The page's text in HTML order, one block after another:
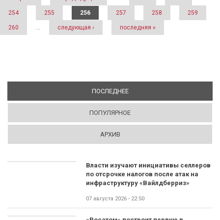
254 255 256 257 258 259
260 … следующая › последняя »
ПОСЛЕДНЕЕ(АКТИВНАЯ ВКЛАДКА)
ПОПУЛЯРНОЕ
АРХИВ
Власти изучают инициативы селлеров
по отсрочке налогов после атак на
инфраструктуру «Вайлдберриз»
07 августа 2026 - 22:50